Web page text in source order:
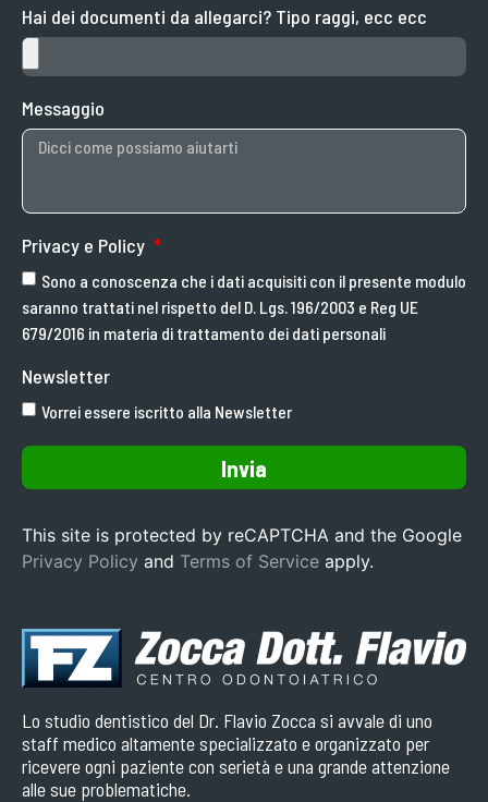
Hai dei documenti da allegarci? Tipo raggi, ecc ecc
Messaggio
Privacy e Policy
Sono a conoscenza che i dati acquisiti con il presente modulo
saranno trattati nel rispetto del D. Lgs. 196/2003 e Reg UE
679/2016 in materia di trattamento dei dati personali
Newsletter
Vorrei essere iscritto alla Newsletter
Invia
This site is protected by reCAPTCHA and the Google
Privacy Policy and Terms of Service apply.
Lo studio dentistico del Dr. Flavio Zocca si avvale di uno
staff medico altamente specializzato e organizzato per
ricevere ogni paziente con serietà e una grande attenzione
alle sue problematiche.